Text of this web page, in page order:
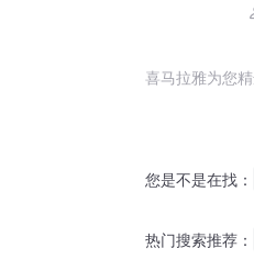
喜马拉雅为您
您是不是在找：
热门搜索推荐：